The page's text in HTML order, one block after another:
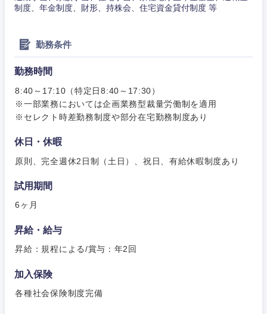
制度、年金制度、財形、持株会、住宅資金貸付制度 等
勤務条件
勤務時間
8:40～17:10（特定日8:40～17:30）
※一部業務においては企画業務型裁量労働制を適用
※セレクト時差勤務制度や部分在宅勤務制度あり
休日・休暇
原則、完全週休2日制（土日）、祝日、有給休暇制度あり
試用期間
6ヶ月
昇給・給与
昇給：規程による/賞与：年2回
加入保険
各種社会保険制度完備